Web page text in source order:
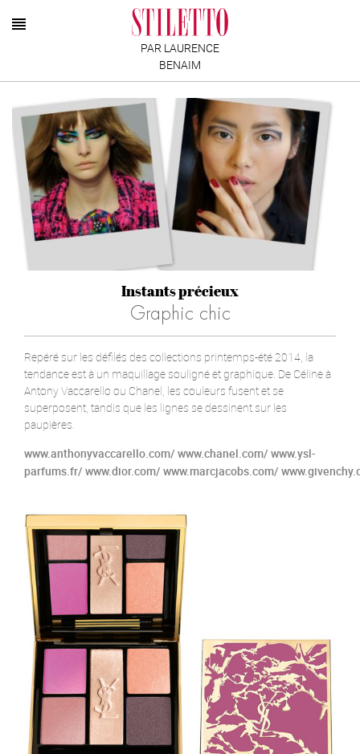
PAR LAURENCE
BENAIM
Instants précieux
Graphic chic
Repéré sur les défilés des collections printemps-été 2014, la
tendance est à un maquillage souligné et graphique. De Céline à
Antony Vaccarello ou Chanel, les couleurs fusent et se
superposent, tandis que les lignes se dessinent sur les
paupières.
www.anthonyvaccarello.com/ www.chanel.com/ www.ysl-
parfums.fr/ www.dior.com/ www.marcjacobs.com/